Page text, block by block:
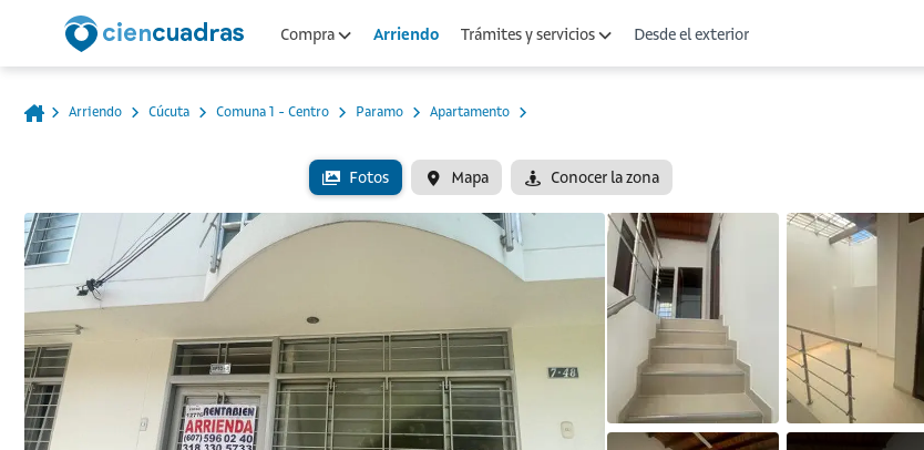
Compra Arriendo Trámites y servicios Desde el exterior
Arriendo Cúcuta Comuna 1 - Centro Paramo Apartamento
Fotos Mapa Conocer la zona